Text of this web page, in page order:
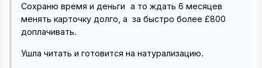
Сохраню время и деньги а то ждать 6 месяцев
менять карточку долго, а за быстро более £800
доплачивать.
Ушла читать и готовится на натурализацию.